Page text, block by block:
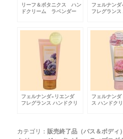
リーフ＆ボタニクス ハン
ドクリーム ラベンダー
フェルナン
フレグランス
フェルナンダ×リエンダ
フレグランス ハンドクリ
フェルナン
ス ハンドク
カテゴリ：販売終了品（バス＆ボディ）